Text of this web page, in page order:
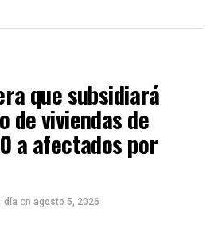
que subsidiará
de viviendas de
a afectados por
día on agosto 5, 2026